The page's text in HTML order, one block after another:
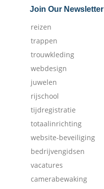
Join Our Newsletter
reizen
trappen
trouwkleding
webdesign
juwelen
rijschool
tijdregistratie
totaalinrichting
website-beveiliging
bedrijvengidsen
vacatures
camerabewaking